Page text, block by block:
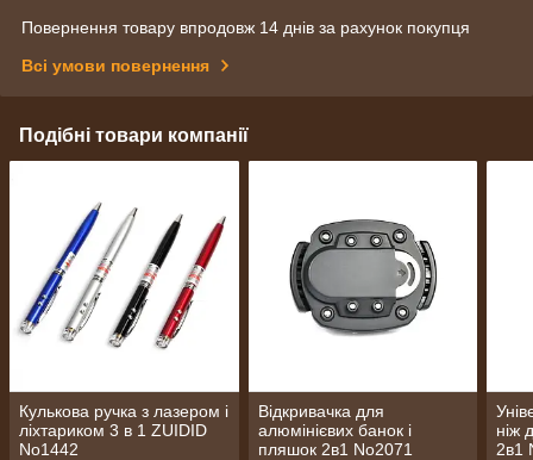
Повернення товару впродовж 14 днів за рахунок покупця
Всі умови повернення
Подібні товари компанії
Кулькова ручка з лазером і
ліхтариком 3 в 1 ZUIDID
No1442
Відкривачка для
алюмінієвих банок і
пляшок 2в1 No2071
ніж
2в1